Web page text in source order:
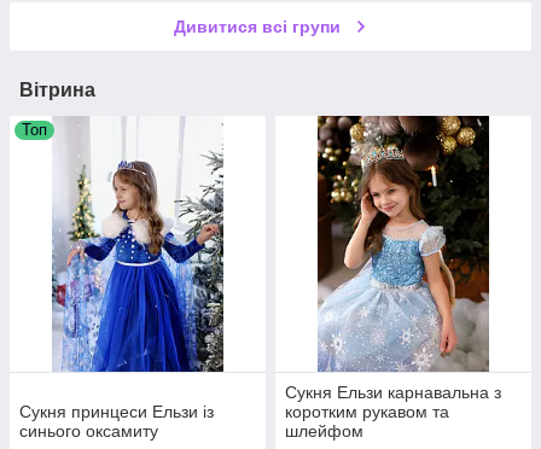
Дивитися всі групи
Вітрина
Топ
Сукня принцеси Ельзи із
синього оксамиту
Сукня Ельзи карнавальна з
коротким рукавом та
шлейфом